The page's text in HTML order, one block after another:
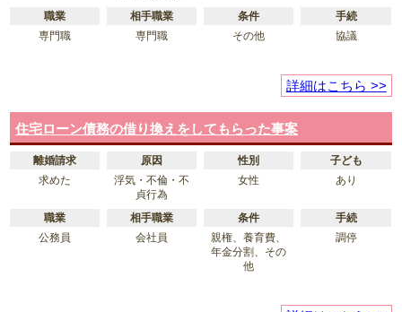
職業 相手職業 条件
手続
専門職
専門職 その他 協議
詳細はこちら >>
住宅ローン債務の借り換えをしてもらった事案
離婚請求 原因 性別
子ども
求めた
浮気・不倫・不
貞行為
女性 あり
職業 相手職業 条件
手続
公務員
会社員
親権、養育費、
年金分割、その
他
調停